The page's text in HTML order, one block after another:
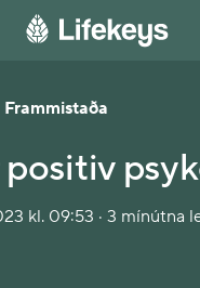
Frammistaða
positiv
kl. 09:53 · 3 mínútna